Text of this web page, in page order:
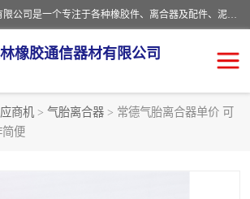
河南大林橡胶通信器材有限公司是一个专注于各种橡胶件、离合器及配件、泥浆泵及配件等产品设计制造和加工的企业。产品应用于矿山、冶金、石油、钢铁、化工、水泥、船舶、造纸、通用机械等各种大功率机械传动或制动装置。
橡胶通信器材有限公司
商机 > 气胎离合器 > 常德气胎离合器单价 可
便